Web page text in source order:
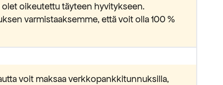
oikeutettu täyteen hyvitykseen.
varmistaaksemme, että voit olla 100 %
voit maksaa verkkopankkitunnuksilla,